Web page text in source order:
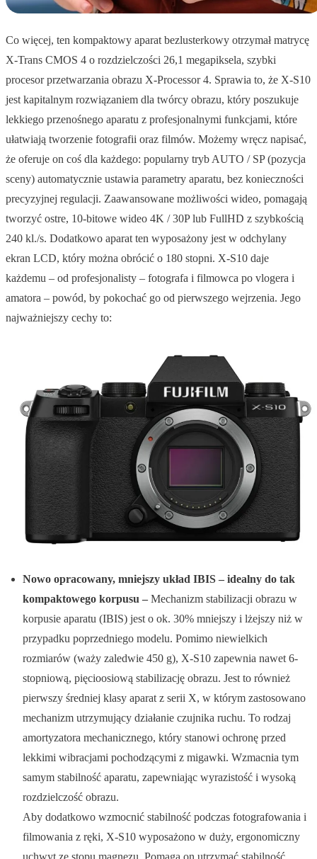
Co więcej, ten kompaktowy aparat bezlusterkowy otrzymał matrycę
X-Trans CMOS 4 o rozdzielczości 26,1 megapiksela, szybki
procesor przetwarzania obrazu X-Processor 4. Sprawia to, że X-S10
jest kapitalnym rozwiązaniem dla twórcy obrazu, który poszukuje
lekkiego przenośnego aparatu z profesjonalnymi funkcjami, które
ułatwiają tworzenie fotografii oraz filmów. Możemy wręcz napisać,
że oferuje on coś dla każdego: popularny tryb AUTO / SP (pozycja
sceny) automatycznie ustawia parametry aparatu, bez konieczności
precyzyjnej regulacji. Zaawansowane możliwości wideo, pomagają
tworzyć ostre, 10-bitowe wideo 4K / 30P lub FullHD z szybkością
240 kl./s. Dodatkowo aparat ten wyposażony jest w odchylany
ekran LCD, który można obrócić o 180 stopni. X-S10 daje
każdemu – od profesjonalisty – fotografa i filmowca po vlogera i
amatora – powód, by pokochać go od pierwszego wejrzenia. Jego
najważniejszy cechy to:
Nowo opracowany, mniejszy układ IBIS – idealny do tak
kompaktowego korpusu – Mechanizm stabilizacji obrazu w
korpusie aparatu (IBIS) jest o ok. 30% mniejszy i lżejszy niż w
przypadku poprzedniego modelu. Pomimo niewielkich
rozmiarów (waży zaledwie 450 g), X-S10 zapewnia nawet 6-
stopniową, pięcioosiową stabilizację obrazu. Jest to również
pierwszy średniej klasy aparat z serii X, w którym zastosowano
mechanizm utrzymujący działanie czujnika ruchu. To rodzaj
amortyzatora mechanicznego, który stanowi ochronę przed
lekkimi wibracjami pochodzącymi z migawki. Wzmacnia tym
samym stabilność aparatu, zapewniając wyrazistość i wysoką
rozdzielczość obrazu.
Aby dodatkowo wzmocnić stabilność podczas fotografowania i
filmowania z ręki, X-S10 wyposażono w duży, ergonomiczny